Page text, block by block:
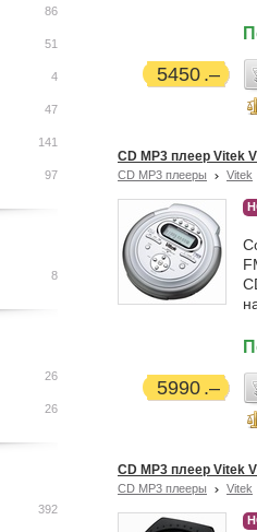
5450
CD MP3 плеер Vitek
CD MP3 плееры Vitek
5990
CD MP3 плеер Vitek
CD MP3 плееры Vitek
86
51
4
47
141
97
8
26
26
392